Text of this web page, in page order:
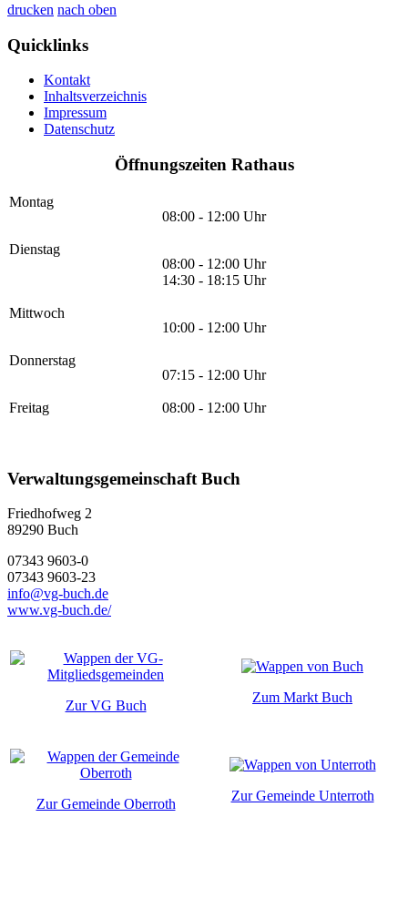
drucken nach oben
Quicklinks
Kontakt
Inhaltsverzeichnis
Impressum
Datenschutz
Öffnungszeiten Rathaus
Montag
08:00 - 12:00 Uhr
Dienstag
08:00 - 12:00 Uhr
14:30 - 18:15 Uhr
Mittwoch
10:00 - 12:00 Uhr
Donnerstag
07:15 - 12:00 Uhr
Freitag 08:00 - 12:00 Uhr
Verwaltungsgemeinschaft Buch
Friedhofweg 2
89290 Buch
07343 9603-0
07343 9603-23
info@vg-buch.de
www.vg-buch.de/
Zur VG Buch
Zum Markt Buch
Zur Gemeinde Oberroth
Zur Gemeinde Unterroth